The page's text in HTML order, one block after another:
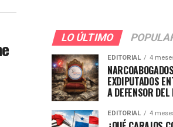
LO ÚLTIMO
EDITORIAL 4
EXDIPUTADOS
A DEFENSOR
EDITORIAL 4